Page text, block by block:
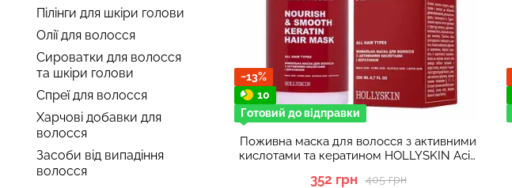
−13%
10
Готовий до відправки
Поживна маска для волосся з активними
кислотами та кератином HOLLYSKIN Acid
405 грн
352 грн
Пілінги для шкіри голови
Олії для волосся
Сироватки для волосся
та шкіри голови
Спреї для волосся
Харчові добавки для
волосся
Засоби від випадіння
волосся